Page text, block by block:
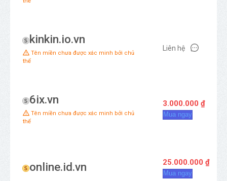
kinkin.io.vn
Tên miền chưa được xác minh bởi chủ
thể
Liên hệ
6ix.vn
Tên miền chưa được xác minh bởi chủ
thể
3.000.000 ₫
Mua ngay
online.id.vn 25.000.000 ₫
Mua ngay